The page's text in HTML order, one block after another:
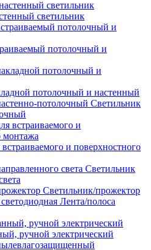
светильник
потолочный и
потолочный и настенный
Светильник
и поверхностного
Светильник
Светильник/прожектор
Лента/полоса
ручной электрический